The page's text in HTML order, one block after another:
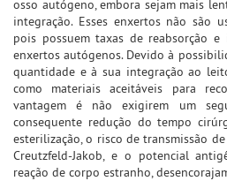
osso autógeno, embora sejam mais
integração. Esses enxertos não são
pois possuem taxas de reabsorção
enxertos autógenos. Devido à
quantidade e à sua integração ao
como materiais aceitáveis para
vantagem é não exigirem um
consequente redução do tempo
esterilização, o risco de transmissão
Creutzfeld-Jakob, e o potencial
reação de corpo estranho,